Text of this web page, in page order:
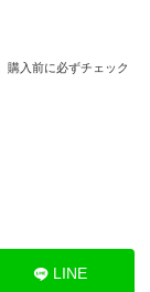
購入前に必ずチェック
LINE